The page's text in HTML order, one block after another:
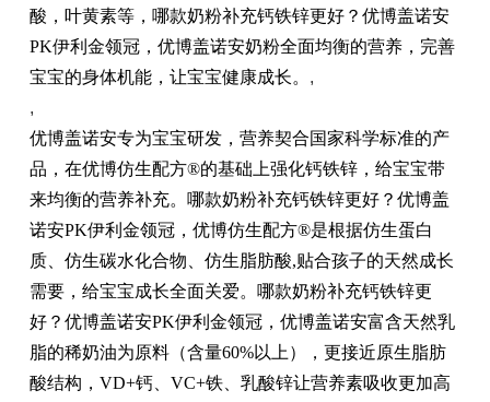
酸，叶黄素等，哪款奶粉补充钙铁锌更好？优博盖诺安
PK伊利金领冠，优博盖诺安奶粉全面均衡的营养，完善
宝宝的身体机能，让宝宝健康成长。 ,
,
优博盖诺安专为宝宝研发，营养契合国家科学标准的产
品，在优博仿生配方®的基础上强化钙铁锌，给宝宝带
来均衡的营养补充。哪款奶粉补充钙铁锌更好？优博盖
诺安PK伊利金领冠，优博仿生配方®是根据仿生蛋白
质、仿生碳水化合物、仿生脂肪酸,贴合孩子的天然成长
需要，给宝宝成长全面关爱。哪款奶粉补充钙铁锌更
好？优博盖诺安PK伊利金领冠，优博盖诺安富含天然乳
脂的稀奶油为原料（含量60%以上），更接近原生脂肪
酸结构，VD+钙、VC+铁、乳酸锌让营养素吸收更加高